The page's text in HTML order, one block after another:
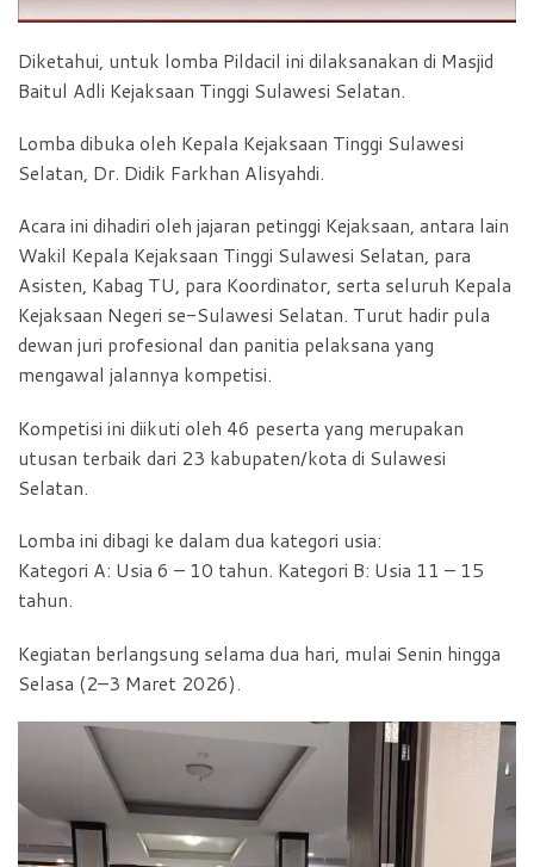
Diketahui, untuk lomba Pildacil ini dilaksanakan di Masjid
Baitul Adli Kejaksaan Tinggi Sulawesi Selatan.
Lomba dibuka oleh Kepala Kejaksaan Tinggi Sulawesi
Selatan, Dr. Didik Farkhan Alisyahdi.
Acara ini dihadiri oleh jajaran petinggi Kejaksaan, antara lain
Wakil Kepala Kejaksaan Tinggi Sulawesi Selatan, para
Asisten, Kabag TU, para Koordinator, serta seluruh Kepala
Kejaksaan Negeri se-Sulawesi Selatan. Turut hadir pula
dewan juri profesional dan panitia pelaksana yang
mengawal jalannya kompetisi.
Kompetisi ini diikuti oleh 46 peserta yang merupakan
utusan terbaik dari 23 kabupaten/kota di Sulawesi
Selatan.
Lomba ini dibagi ke dalam dua kategori usia:
Kategori A: Usia 6 – 10 tahun. Kategori B: Usia 11 – 15
tahun.
Kegiatan berlangsung selama dua hari, mulai Senin hingga
Selasa (2–3 Maret 2026).